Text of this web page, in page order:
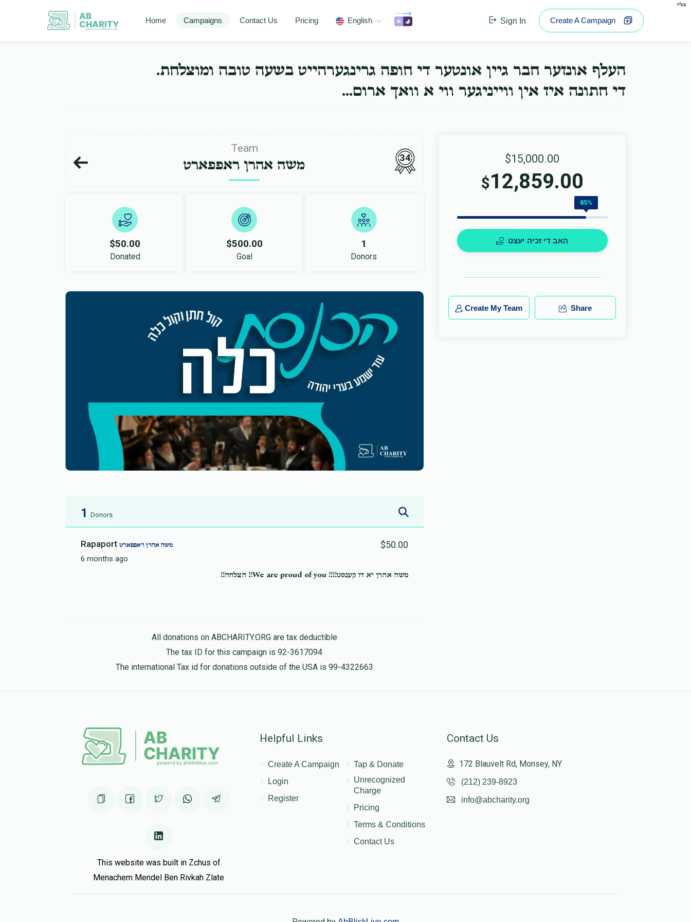
בס"ד
AB
CHARITY
powerd by ahblicklive.com
Home Campaigns Contact Us Pricing English Sign In Create A Campaign
העלף אונזער חבר גיין אונטער די חופה גרינגערהייט בשעה טובה ומוצלחת.
די חתונה איז אין ווייניגער ווי א וואך ארום...
Team
משה אהרן ראפפארט 34
$50.00
Donated
$500.00
Goal
1
Donors
1 Donors
Rapaport משה אהרן ראפפארט
6 months ago
$50.00
משה אהרן יא דו קענסט!!!! We are proud of you!! הצלחה!!
All donations on ABCHARITY.ORG are tax deductible
The tax ID for this campaign is 92-3617094
The international Tax id for donations outside of the USA is 99-4322663
$15,000.00
$12,859.00
85%
האב די זכיה יעצט
Create My Team Share
This website was built in Zchus of
Menachem Mendel Ben Rivkah Zlate
Helpful Links
Create A Campaign
Login
Register
Tap & Donate
Unrecognized
Charge
Pricing
Terms & Conditions
Contact Us
Contact Us
172 Blauvelt Rd, Monsey, NY
(212) 239-8923
info@abcharity.org